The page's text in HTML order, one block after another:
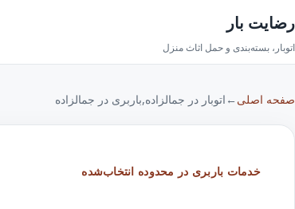
رضایت بار
اتوبار، بسته‌بندی و حمل اثاث منزل
صفحه اصلی ← اتوبار در جمالزاده,باربری در جمالزاده
خدمات باربری در محدوده انتخاب‌شده